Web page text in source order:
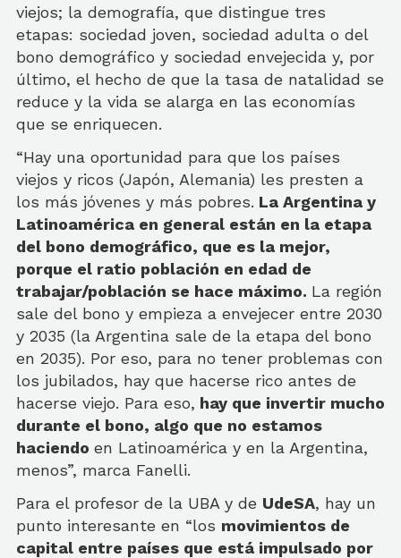
viejos; la demografía, que distingue tres
etapas: sociedad joven, sociedad adulta o del
bono demográfico y sociedad envejecida y, por
último, el hecho de que la tasa de natalidad se
reduce y la vida se alarga en las economías
que se enriquecen.
“Hay una oportunidad para que los países
viejos y ricos (Japón, Alemania) les presten a
los más jóvenes y más pobres. La Argentina y
Latinoamérica en general están en la etapa
del bono demográfico, que es la mejor,
porque el ratio población en edad de
trabajar/población se hace máximo. La región
sale del bono y empieza a envejecer entre 2030
y 2035 (la Argentina sale de la etapa del bono
en 2035). Por eso, para no tener problemas con
los jubilados, hay que hacerse rico antes de
hacerse viejo. Para eso, hay que invertir mucho
durante el bono, algo que no estamos
haciendo en Latinoamérica y en la Argentina,
menos”, marca Fanelli.
Para el profesor de la UBA y de UdeSA, hay un
punto interesante en “los movimientos de
capital entre países que está impulsado por